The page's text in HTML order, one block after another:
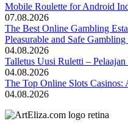
Mobile Roulette for Android
07.08.2026
The Best Online Gambling
Pleasurable and Safe
04.08.2026
Talletus Uusi Ruletti – Pelaajan
04.08.2026
The Top Online Slots
04.08.2026